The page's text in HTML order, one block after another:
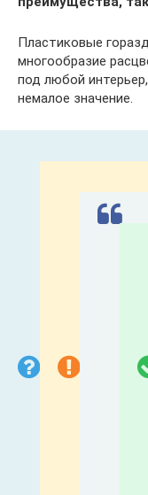
Пластиковые
многообразие
под любой
немалое значение.